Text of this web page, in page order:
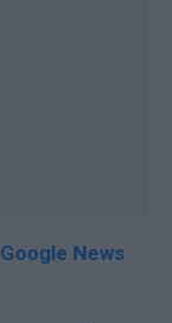
Google News